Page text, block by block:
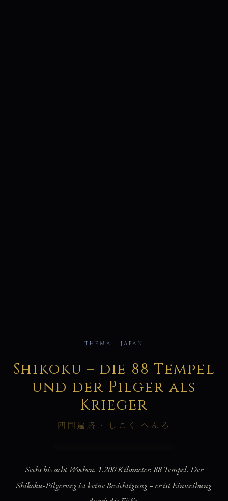
巡
THEMA · JAPAN
Shikoku – die 88 Tempel
und der Pilger als
Krieger
四国遍路 · しこく へんろ
Sechs bis acht Wochen. 1.200 Kilometer. 88 Tempel. Der
Shikoku-Pilgerweg ist keine Besichtigung – er ist Einweihung